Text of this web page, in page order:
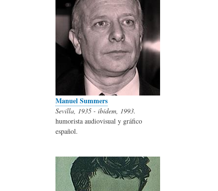
Manuel Summers
Sevilla, 1935 - ibídem, 1993.
humorista audiovisual y gráfico
español.